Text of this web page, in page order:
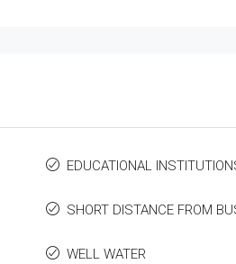
EDUCATIONAL
SHORT DISTANCE FROM
WELL WATER